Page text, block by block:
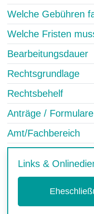
Welche Gebühren
Welche Fristen
Bearbeitungsdauer
Rechtsgrundlage
Rechtsbehelf
Anträge / Formulare
Amt/Fachbereich
Links &